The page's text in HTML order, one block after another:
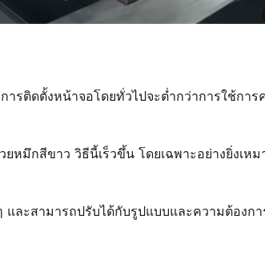
รติดตั้งหน้าจอโดยทั่วไปจะต่ำกว่าการใช้กา
หมึกสีขาว วิธีนี้เร็วขึ้น โดยเฉพาะอย่างยิ่งเห
ละสามารถปรับได้กับรูปแบบและความต้องก